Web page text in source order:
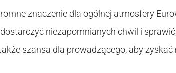
znaczenie dla ogólnej atmosfery
niezapomnianych chwil i
szansa dla prowadzącego, aby